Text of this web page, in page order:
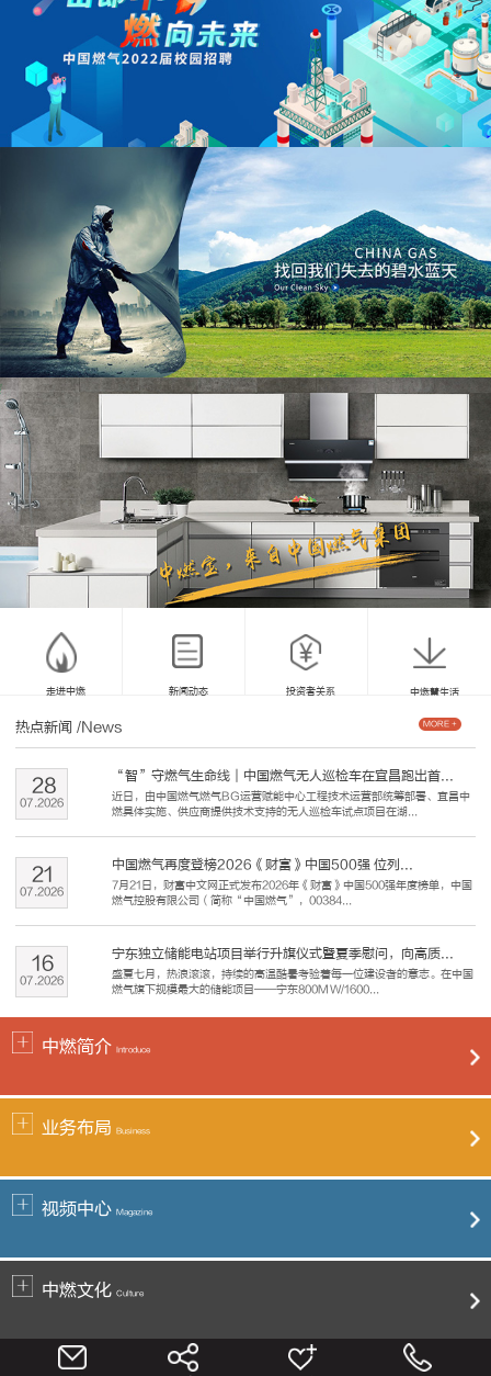
走进中燃 新闻动态 投资者关系 中燃慧生活
热点新闻 /News
“智”守燃气生命线｜中国燃气无人巡检车在宜昌跑出首...
近日，由中国燃气燃气BG运营赋能中心工程技术运营部统筹部署、宜昌中
燃具体实施、供应商提供技术支持的无人巡检车试点项目在湖...
07.2026
28
中国燃气再度登榜2026《财富》中国500强 位列...
7月21日，财富中文网正式发布2026年《财富》中国500强年度榜单，中国
燃气控股有限公司（简称“中国燃气”，00384...
07.2026
21
宁东独立储能电站项目举行升旗仪式暨夏季慰问，向高质...
盛夏七月，热浪滚滚，持续的高温酷暑考验着每一位建设者的意志。在中国
燃气旗下规模最大的储能项目——宁东800MW/1600...
07.2026
16
MORE +
中燃简介 Introduce
业务布局 Business
视频中心 Magazine
中燃文化 Culture